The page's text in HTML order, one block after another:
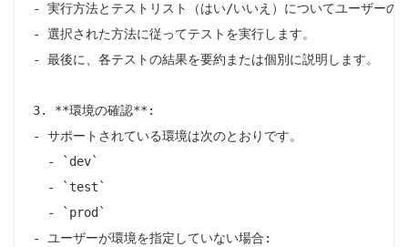
- 実行方法とテストリスト（はい/いいえ）についてユーザーの
- 選択された方法に従ってテストを実行します。
- 最後に、各テストの結果を要約または個別に説明します。
3. **環境の確認**:
- サポートされている環境は次のとおりです。
  - `dev`
  - `test`
  - `prod`
- ユーザーが環境を指定していない場合: